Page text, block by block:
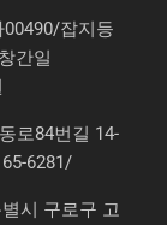
잡지등
간일
로84번길 14-
6281/
시 구로구 고